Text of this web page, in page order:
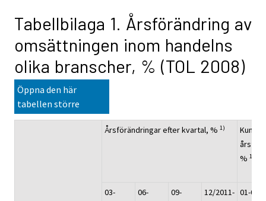
Tabellbilaga 1. Årsförändring av
omsättningen inom handelns
olika branscher, % (TOL 2008)
Öppna den här
tabellen större
Årsförändringar efter kvartal, % 1)
% 1)
03-
06-
09-
12/2011- 01-02/